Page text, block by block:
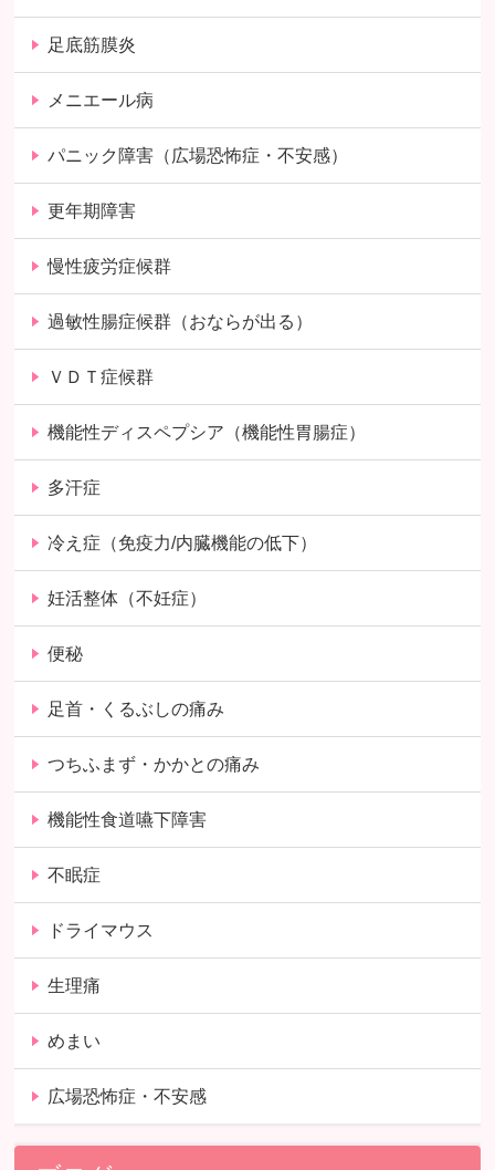
足底筋膜炎
メニエール病
パニック障害（広場恐怖症・不安感）
更年期障害
慢性疲労症候群
過敏性腸症候群（おならが出る）
ＶＤＴ症候群
機能性ディスペプシア（機能性胃腸症）
多汗症
冷え症（免疫力/内臓機能の低下）
妊活整体（不妊症）
便秘
足首・くるぶしの痛み
つちふまず・かかとの痛み
機能性食道嚥下障害
不眠症
ドライマウス
生理痛
めまい
広場恐怖症・不安感